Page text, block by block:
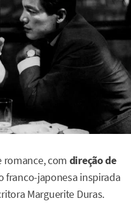
romance, com direção de
franco-japonesa inspirada
Marguerite Duras.